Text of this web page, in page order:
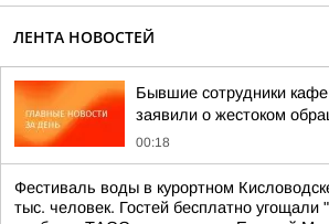
ЛЕНТА НОВОСТЕЙ
Бывшие сотрудники
заявили о жестоком
00:18
Фестиваль воды в курортном
тыс. человек. Гостей бесплатно угощали